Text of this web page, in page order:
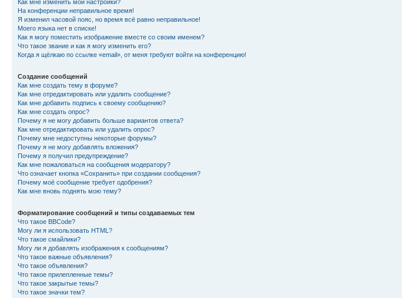
Как мне изменить мои настройки?
На конференции неправильное время!
Я изменил часовой пояс, но время всё равно неправильное!
Моего языка нет в списке!
Как я могу поместить изображение вместе со своим именем?
Что такое звание и как я могу изменить его?
Когда я щёлкаю по ссылке «email», от меня требуют войти на конференцию!
Создание сообщений
Как мне создать тему в форуме?
Как мне отредактировать или удалить сообщение?
Как мне добавить подпись к своему сообщению?
Как мне создать опрос?
Почему я не могу добавить больше вариантов ответа?
Как мне отредактировать или удалить опрос?
Почему мне недоступны некоторые форумы?
Почему я не могу добавлять вложения?
Почему я получил предупреждение?
Как мне пожаловаться на сообщения модератору?
Что означает кнопка «Сохранить» при создании сообщения?
Почему моё сообщение требует одобрения?
Как мне вновь поднять мою тему?
Форматирование сообщений и типы создаваемых тем
Что такое BBCode?
Могу ли я использовать HTML?
Что такое смайлики?
Могу ли я добавлять изображения к сообщениям?
Что такое важные объявления?
Что такое объявления?
Что такое прилепленные темы?
Что такое закрытые темы?
Что такое значки тем?